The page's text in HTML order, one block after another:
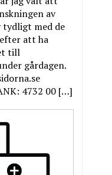
av
med de
att ha
till
gårdagen.
4732 00 […]